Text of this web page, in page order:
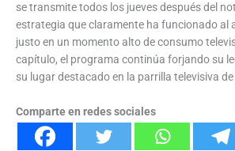
se transmite todos los jueves después del
estrategia que claramente ha funcionado al
justo en un momento alto de consumo
capítulo, el programa continúa forjando su
su lugar destacado en la parrilla televisiva de
Comparte en redes sociales